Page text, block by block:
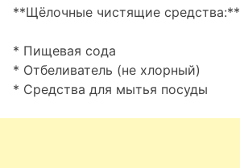
**Щёлочные чистящие средства:**
* Пищевая сода
* Отбеливатель (не хлорный)
* Средства для мытья посуды